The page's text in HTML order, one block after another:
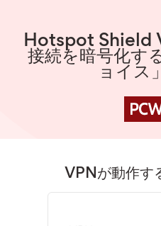
Hotspot Shield
接続を暗号化す
ョイス
VPNが動作す